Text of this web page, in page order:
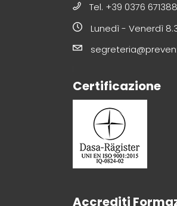
Tel. +39 0376 671388
Lunedì - Venerdì
Certificazione
Accrediti